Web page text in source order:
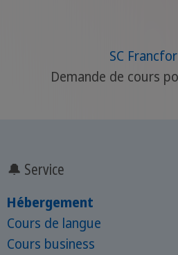
SC
Demande de cours
🔔 Service
Hébergement
Cours de langue
Cours business